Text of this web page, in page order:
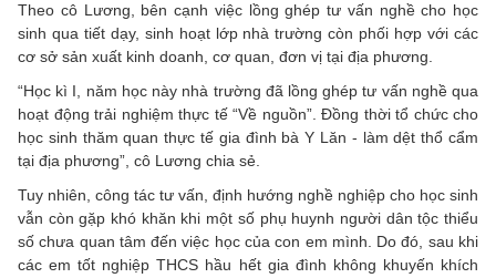
Theo cô Lương, bên cạnh việc lồng ghép tư vấn nghề cho học
sinh qua tiết dạy, sinh hoạt lớp nhà trường còn phối hợp với các
cơ sở sản xuất kinh doanh, cơ quan, đơn vị tại địa phương.
“Học kì I, năm học này nhà trường đã lồng ghép tư vấn nghề qua
hoạt động trải nghiệm thực tế “Về nguồn”. Đồng thời tổ chức cho
học sinh thăm quan thực tế gia đình bà Y Lăn - làm dệt thổ cẩm
tại địa phương”, cô Lương chia sẻ.
Tuy nhiên, công tác tư vấn, định hướng nghề nghiệp cho học sinh
vẫn còn gặp khó khăn khi một số phụ huynh người dân tộc thiểu
số chưa quan tâm đến việc học của con em mình. Do đó, sau khi
các em tốt nghiệp THCS hầu hết gia đình không khuyến khích